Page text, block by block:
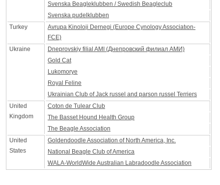
Svenska Beagleklubben / Swedish Beagleclub
Svenska pudelklubben
Turkey
Avrupa Kinoloji Dernegi (Europe Cynology Associatıon-
FCE)
Ukraine
Dneprovskiy filial AMI (Днепровский филиал АМИ)
Gold Cat
Lukomorye
Royal Feline
Ukrainian Club of Jack russel and parson russel Terriers
United
Kingdom
Coton de Tulear Club
The Basset Hound Health Group
The Beagle Association
United
States
Goldendoodle Association of North America, Inc.
National Beagle Club of America
WALA-WorldWide Australian Labradoodle Association